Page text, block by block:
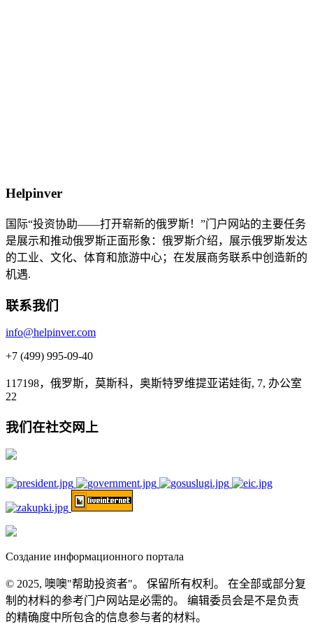
Helpinver
国际“投资协助——打开崭新的俄罗斯！”门户网站的主要任务
是展示和推动俄罗斯正面形象：俄罗斯介绍，展示俄罗斯发达
的工业、文化、体育和旅游中心；在发展商务联系中创造新的
机遇.
联系我们
info@helpinver.com
+7 (499) 995-09-40
117198，俄罗斯，莫斯科，奥斯特罗维提亚诺娃街, 7, 办公室
22
我们在社交网上
Создание информационного портала
© 2025, 噢噢"帮助投资者"。 保留所有权利。 在全部或部分复
制的材料的参考门户网站是必需的。 编辑委员会是不是负责
的精确度中所包含的信息参与者的材料。